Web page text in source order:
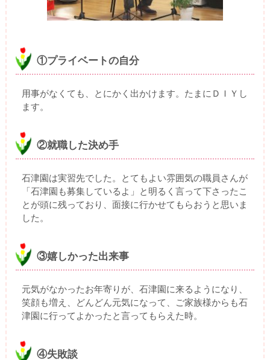
①プライベートの自分
用事がなくても、とにかく出かけます。たまにＤＩＹし
ます。
②就職した決め手
石津園は実習先でした。とてもよい雰囲気の職員さんが
「石津園も募集しているよ」と明るく言って下さったこ
とが頭に残っており、面接に行かせてもらおうと思いま
した。
③嬉しかった出来事
元気がなかったお年寄りが、石津園に来るようになり、
笑顔も増え、どんどん元気になって、ご家族様からも石
津園に行ってよかったと言ってもらえた時。
④失敗談